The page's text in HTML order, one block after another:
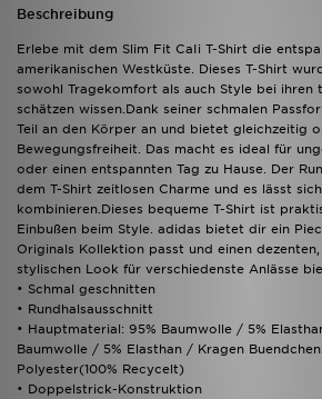
Beschreibung
Erlebe mit dem Slim Fit CaIi T-Shirt die
amerikanischen Westküste. Dieses T-Shirt
sowohl Tragekomfort als auch Style bei ihren
schätzen wissen.Dank seiner schmalen
Teil an den Körper an und bietet gleichzeitig
Bewegungsfreiheit. Das macht es ideal für
oder einen entspannten Tag zu Hause. Der
dem T-Shirt zeitlosen Charme und es lässt
kombinieren.Dieses bequeme T-Shirt ist
Einbußen beim Style. adidas bietet dir ein
Originals Kollektion passt und einen
stylischen Look für verschiedenste Anlässe
• Schmal geschnitten
• Rundhalsausschnitt
• Hauptmaterial: 95% Baumwolle / 5%
Baumwolle / 5% Elasthan / Kragen
Polyester(100% Recycelt)
• Doppelstrick-Konstruktion